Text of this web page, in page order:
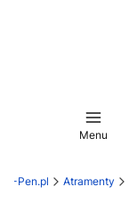
Menu
F-Pen.pl Atramenty